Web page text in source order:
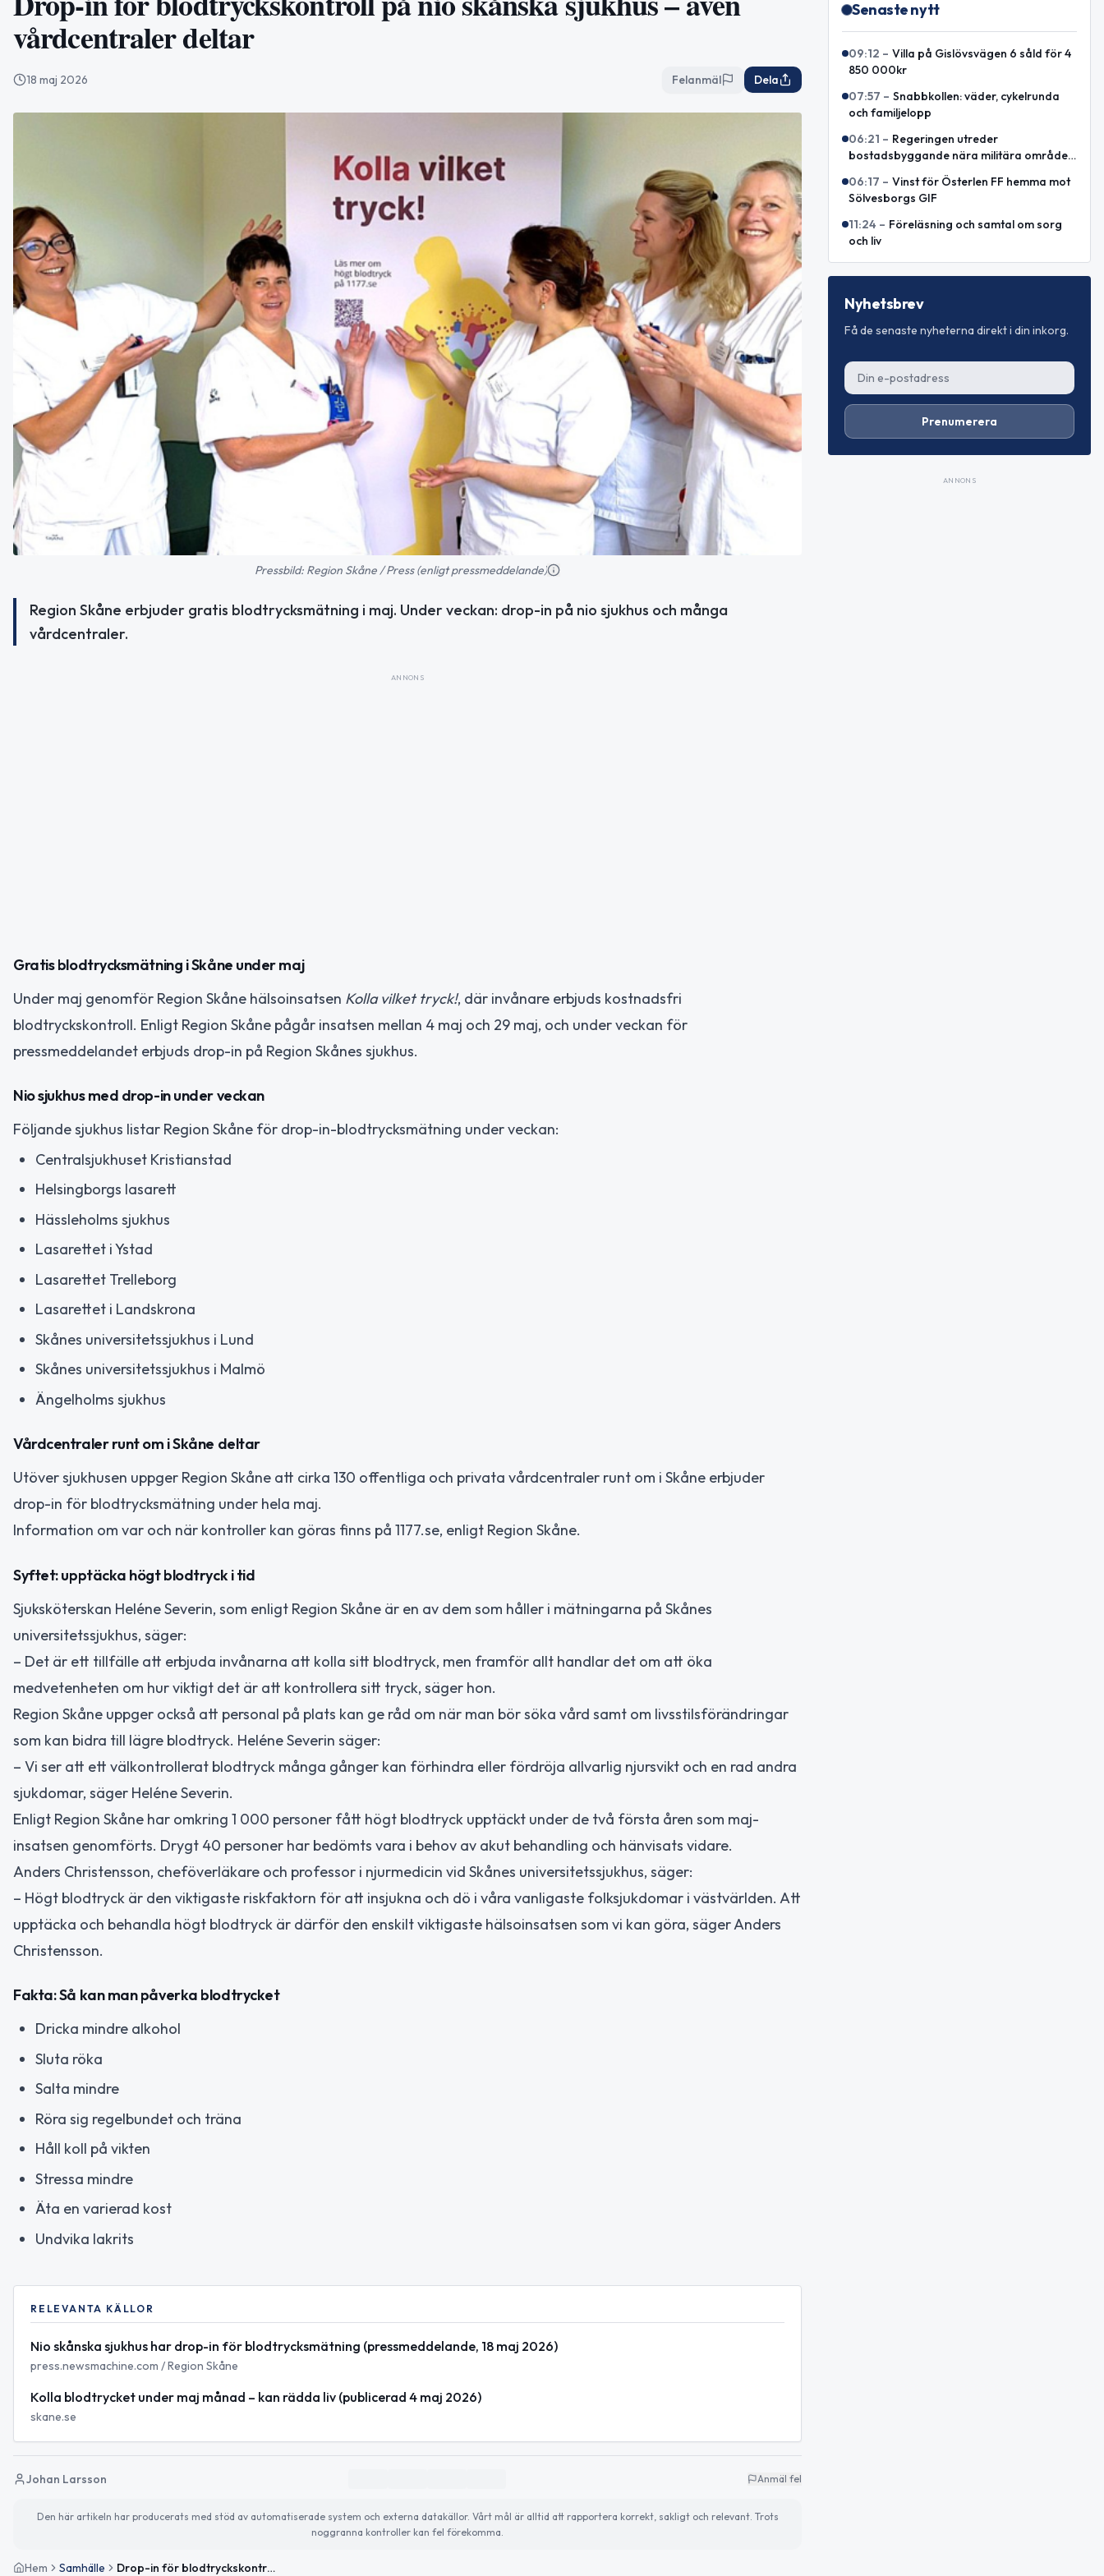
vårdcentraler deltar
18 maj 2026 Felanmäl Dela
Pressbild: Region Skåne / Press (enligt pressmeddelande)
Region Skåne erbjuder gratis blodtrycksmätning i maj. Under veckan: drop-in på nio sjukhus och många
vårdcentraler.
ANNONS
Gratis blodtrycksmätning i Skåne under maj
Under maj genomför Region Skåne hälsoinsatsen Kolla vilket tryck!, där invånare erbjuds kostnadsfri
blodtryckskontroll. Enligt Region Skåne pågår insatsen mellan 4 maj och 29 maj, och under veckan för
pressmeddelandet erbjuds drop-in på Region Skånes sjukhus.
Nio sjukhus med drop-in under veckan
Följande sjukhus listar Region Skåne för drop-in-blodtrycksmätning under veckan:
Centralsjukhuset Kristianstad
Helsingborgs lasarett
Hässleholms sjukhus
Lasarettet i Ystad
Lasarettet Trelleborg
Lasarettet i Landskrona
Skånes universitetssjukhus i Lund
Skånes universitetssjukhus i Malmö
Ängelholms sjukhus
Vårdcentraler runt om i Skåne deltar
Utöver sjukhusen uppger Region Skåne att cirka 130 offentliga och privata vårdcentraler runt om i Skåne erbjuder
drop-in för blodtrycksmätning under hela maj.
Information om var och när kontroller kan göras finns på 1177.se, enligt Region Skåne.
Syftet: upptäcka högt blodtryck i tid
Sjuksköterskan Heléne Severin, som enligt Region Skåne är en av dem som håller i mätningarna på Skånes
universitetssjukhus, säger:
– Det är ett tillfälle att erbjuda invånarna att kolla sitt blodtryck, men framför allt handlar det om att öka
medvetenheten om hur viktigt det är att kontrollera sitt tryck, säger hon.
Region Skåne uppger också att personal på plats kan ge råd om när man bör söka vård samt om livsstilsförändringar
som kan bidra till lägre blodtryck. Heléne Severin säger:
– Vi ser att ett välkontrollerat blodtryck många gånger kan förhindra eller fördröja allvarlig njursvikt och en rad andra
sjukdomar, säger Heléne Severin.
Enligt Region Skåne har omkring 1 000 personer fått högt blodtryck upptäckt under de två första åren som maj-
insatsen genomförts. Drygt 40 personer har bedömts vara i behov av akut behandling och hänvisats vidare.
Anders Christensson, cheföverläkare och professor i njurmedicin vid Skånes universitetssjukhus, säger:
– Högt blodtryck är den viktigaste riskfaktorn för att insjukna och dö i våra vanligaste folksjukdomar i västvärlden. Att
upptäcka och behandla högt blodtryck är därför den enskilt viktigaste hälsoinsatsen som vi kan göra, säger Anders
Christensson.
Fakta: Så kan man påverka blodtrycket
Dricka mindre alkohol
Sluta röka
Salta mindre
Röra sig regelbundet och träna
Håll koll på vikten
Stressa mindre
Äta en varierad kost
Undvika lakrits
RELEVANTA KÄLLOR
Nio skånska sjukhus har drop-in för blodtrycksmätning (pressmeddelande, 18 maj 2026)
press.newsmachine.com / Region Skåne
Kolla blodtrycket under maj månad – kan rädda liv (publicerad 4 maj 2026)
skane.se
Johan Larsson Anmäl fel
Den här artikeln har producerats med stöd av automatiserade system och externa datakällor. Vårt mål är alltid att rapportera korrekt, sakligt och relevant. Trots
noggranna kontroller kan fel förekomma.
Hem Samhälle Drop-in för blodtryckskontroll på nio skånska sjukhus – även vårdcentraler deltar
Senaste nytt
09:12 – Villa på Gislövsvägen 6 såld för 4
850 000kr
07:57 – Snabbkollen: väder, cykelrunda
och familjelopp
06:21 – Regeringen utreder
bostadsbyggande nära militära områden
06:17 – Vinst för Österlen FF hemma mot
Sölvesborgs GIF
11:24 – Föreläsning och samtal om sorg
och liv
Nyhetsbrev
Få de senaste nyheterna direkt i din inkorg.
Prenumerera
ANNONS